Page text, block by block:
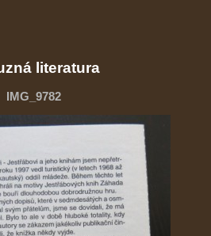
literatura
IMG_9782